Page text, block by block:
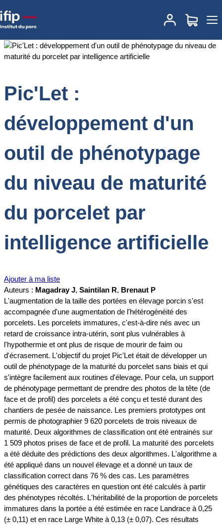
Accueil
Pic'Let : développement d'un outil de
phénotypage du niveau de maturité du porcelet par intelligence
Pic'Let :
développement d'un
outil de phénotypage
du niveau de maturité
du porcelet par
intelligence artificielle
Ajouter à ma liste
Auteurs : Magadray J, Saintilan R, Brenaut P
L'augmentation de la taille des portées en élevage porcin s'est
accompagnée d'une augmentation de l'hétérogénéité des
porcelets. Les porcelets immatures, c'est-à-dire nés avec un
retard de croissance intra-utérin, sont plus vulnérables à
l'hypothermie et ont plus de risque de mourir de faim ou
d'écrasement. L'objectif du projet Pic'Let était de développer un
outil de phénotypage de la maturité du porcelet sans biais et qui
s'intègre facilement aux routines d'élevage. Pour cela, un support
de phénotypage permettant de prendre des photos de la tête (de
face et de profil) des porcelets a été conçu et testé durant des
chantiers de pesée de naissance. Les premiers prototypes ont
permis de photographier 9 620 porcelets de trois niveaux de
maturité. Deux algorithmes de classification ont été entrainés sur
1 509 photos prises de face et de profil. La maturité des porcelets
a été déduite des prédictions des deux algorithmes. L'algorithme a
été appliqué dans un nouvel élevage et a donné un taux de
classification correct dans 76 % des cas. Les paramètres
génétiques des caractères en question ont été calculés à partir
des phénotypes récoltés. L'héritabilité de la proportion de porcelets
immatures dans la portée a été estimée en race Landrace à 0,25
(± 0,11) et en race Large White à 0,13 (± 0,07). Ces résultats